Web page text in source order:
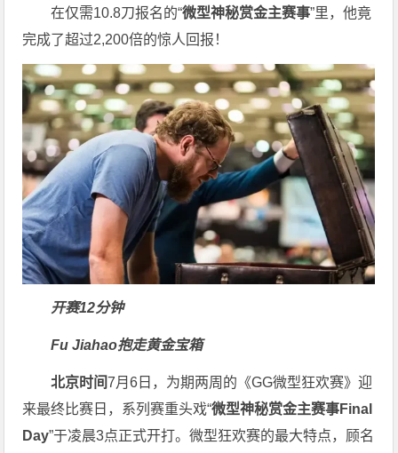
在仅需10.8刀报名的“微型神秘赏金主赛事”里，他竟
完成了超过2,200倍的惊人回报！
开赛12分钟
Fu Jiahao抱走黄金宝箱
北京时间7月6日，为期两周的《GG微型狂欢赛》迎
来最终比赛日，系列赛重头戏“微型神秘赏金主赛事Final
Day”于凌晨3点正式开打。微型狂欢赛的最大特点，顾名